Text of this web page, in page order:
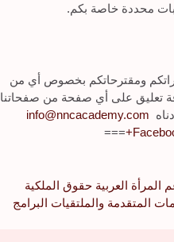
محددة خاصة بكم.
ومقترحاتكم بخصوص أي من
تعليق على أي صفحة من صفحاتنا
info@nncacademy.com
===
المرأة العربية حقوق الملكية
المتقدمة والملتقيات البرامج